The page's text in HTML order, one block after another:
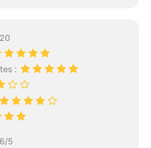
des algorithmes
d'irrigation intelligents
mis à jour en continu,
améliorant l'efficacité
de l'irrigation au fil du
temps
:
5